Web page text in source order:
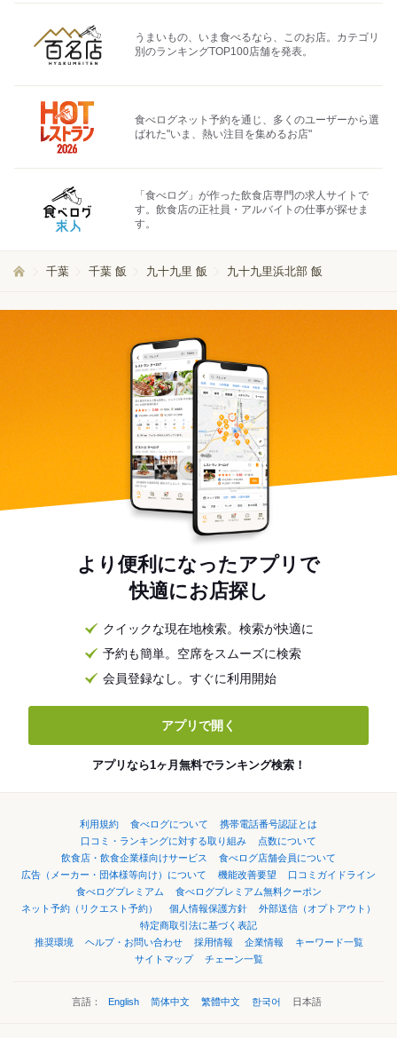
うまいもの、いま食べるなら、このお店。カテゴリ
別のランキングTOP100店舗を発表。
食べログネット予約を通じ、多くのユーザーから選
ばれた"いま、熱い注目を集めるお店"
「食べログ」が作った飲食店専門の求人サイトで
す。飲食店の正社員・アルバイトの仕事が探せま
す。
千葉 千葉 飯 九十九里 飯 九十九里浜北部 飯
より便利になったアプリで
快適にお店探し
クイックな現在地検索。検索が快適に
予約も簡単。空席をスムーズに検索
会員登録なし。すぐに利用開始
アプリで開く
アプリなら1ヶ月無料でランキング検索！
利用規約 食べログについて
携帯電話番号認証とは
口コミ・ランキングに対する取り組み
点数について
飲食店・飲食企業様向けサービス
食べログ店舗会員について
広告（メーカー・団体様等向け）について
機能改善要望
口コミガイドライン
食べログプレミアム
食べログプレミアム無料クーポン
ネット予約（リクエスト予約）
個人情報保護方針
外部送信（オプトアウト）
特定商取引法に基づく表記
推奨環境
ヘルプ・お問い合わせ 採用情報 企業情報
キーワード一覧
サイトマップ
チェーン一覧
言語： English 简体中文 繁體中文 한국어 日本語